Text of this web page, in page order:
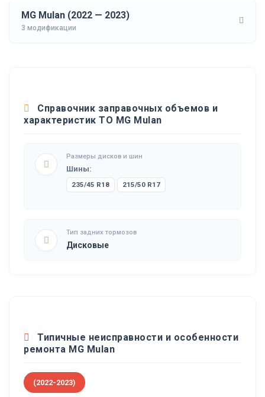
MG Mulan (2022 — 2023)
3 модификации
Справочник заправочных объемов и
характеристик ТО MG Mulan
Размеры дисков и шин
Шины:
235/45 R18 215/50 R17
Тип задних тормозов
Дисковые
Типичные неисправности и особенности
ремонта MG Mulan
(2022-2023)